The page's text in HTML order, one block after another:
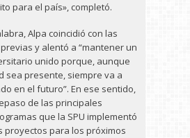
para el país», completó.
Alpa coincidió con las
y alentó a “mantener un
unido porque, aunque
sea presente, siempre va a
en el futuro”. En ese sentido,
de las principales
que la SPU implementó
proyectos para los próximos